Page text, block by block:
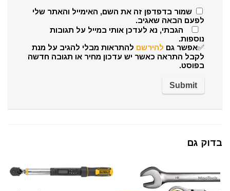
שמור בדפדפן זה את השם, האימייל והאתר שלי
לפעם הבאה שאגיב.
הגבתי, נא לעדכן אותי במייל על תגובות
נוספות.
✅אפשר גם להירשם להתראות מבלי להגיב על מנת
לקבל התראה כאשר יש עדכון מחיר או תגובה חדשה
בפוסט.
בדוק גם